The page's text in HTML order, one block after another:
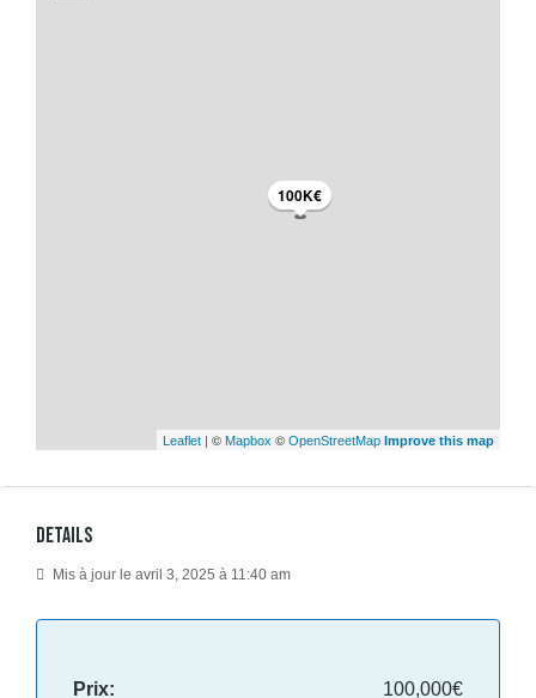
100K€
Leaflet | © Mapbox © OpenStreetMap Improve this map
Details
Mis à jour le avril 3, 2025 à 11:40 am
Prix: 100,000€